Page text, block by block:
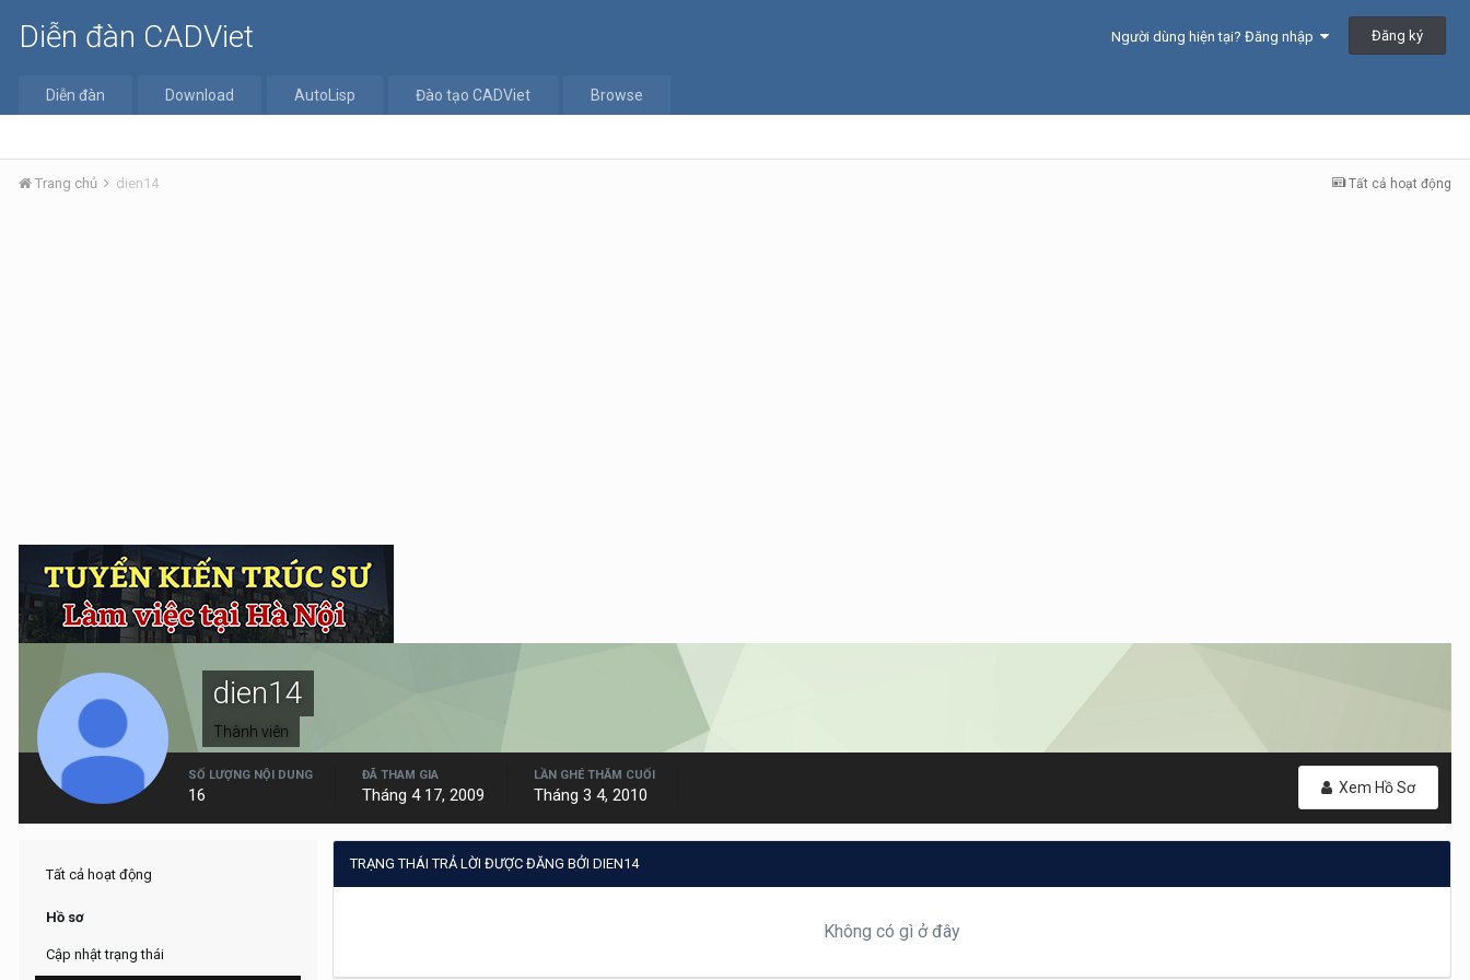
Diễn đàn CADViet Người dùng hiện tại? Đăng nhập Đăng ký
Diễn đàn Download AutoLisp Đào tạo CADViet Browse
Tất cả hoạt động
Trang chủ dien14
dien14
Thành viên
Xem Hồ Sơ
SỐ LƯỢNG NỘI DUNG
16
ĐÃ THAM GIA
Tháng 4 17, 2009
LẦN GHÉ THĂM CUỐI
Tháng 3 4, 2010
Tất cả hoạt động
Hồ sơ
Cập nhật trạng thái
TRẠNG THÁI TRẢ LỜI ĐƯỢC ĐĂNG BỞI DIEN14
Không có gì ở đây